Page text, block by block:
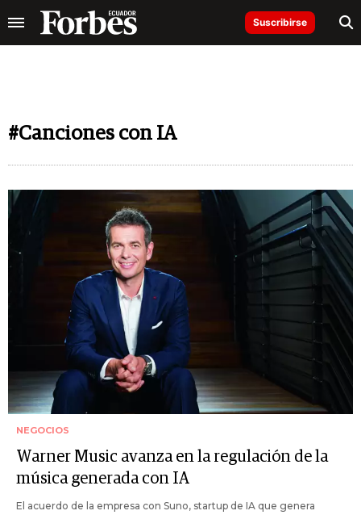
Suscribirse
#Canciones con IA
NEGOCIOS
Warner Music avanza en la regulación de la
música generada con IA
El acuerdo de la empresa con Suno, startup de IA que genera